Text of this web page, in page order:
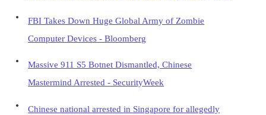
FBI Takes Down Huge Global Army of Zombie
Computer Devices - Bloomberg
Massive 911 S5 Botnet Dismantled, Chinese
Mastermind Arrested - SecurityWeek
Chinese national arrested in Singapore for allegedly